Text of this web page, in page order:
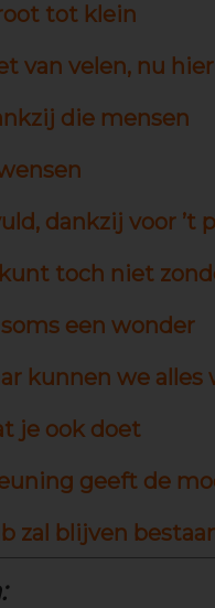
tot klein
van velen, nu hier
die mensen
dankzij voor ’t
toch niet
een wonder
kunnen we alles
je ook doet
geeft de
zal blijven